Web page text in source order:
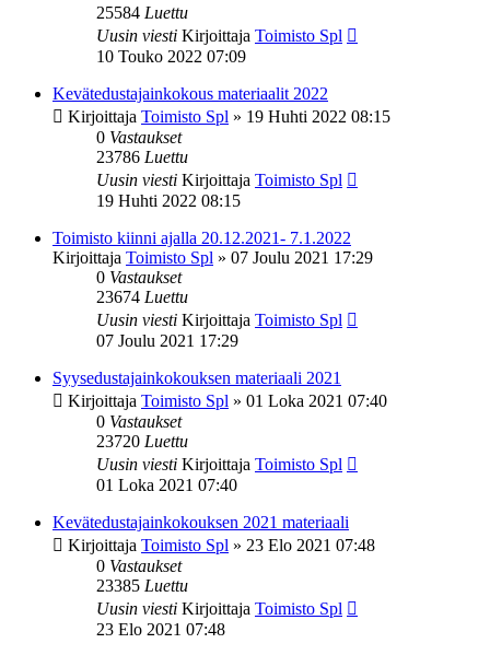
25584 Luettu
Uusin viesti Kirjoittaja Toimisto Spl
10 Touko 2022 07:09
Kevätedustajainkokous materiaalit 2022
Kirjoittaja Toimisto Spl » 19 Huhti 2022 08:15
0 Vastaukset
23786 Luettu
Uusin viesti Kirjoittaja Toimisto Spl
19 Huhti 2022 08:15
Toimisto kiinni ajalla 20.12.2021- 7.1.2022
Kirjoittaja Toimisto Spl » 07 Joulu 2021 17:29
0 Vastaukset
23674 Luettu
Uusin viesti Kirjoittaja Toimisto Spl
07 Joulu 2021 17:29
Syysedustajainkokouksen materiaali 2021
Kirjoittaja Toimisto Spl » 01 Loka 2021 07:40
0 Vastaukset
23720 Luettu
Uusin viesti Kirjoittaja Toimisto Spl
01 Loka 2021 07:40
Kevätedustajainkokouksen 2021 materiaali
Kirjoittaja Toimisto Spl » 23 Elo 2021 07:48
0 Vastaukset
23385 Luettu
Uusin viesti Kirjoittaja Toimisto Spl
23 Elo 2021 07:48